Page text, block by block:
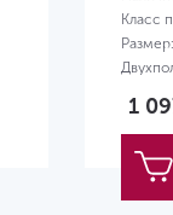
Класс
Размер:
1